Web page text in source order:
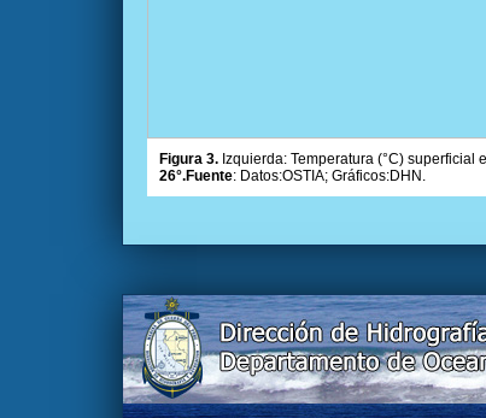
Figura 3. Izquierda: Temperatura (°C)
26°.Fuente: Datos:OSTIA; Gráficos:DHN.